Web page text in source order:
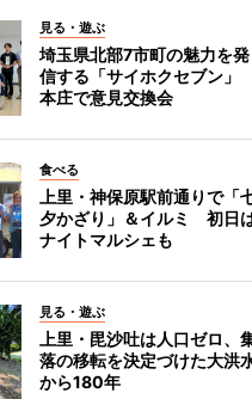
見る・遊ぶ
埼玉県北部7市町の魅力を発
信する「サイホクセブン」
本庄で意見交換会
食べる
上里・神保原駅前通りで「
夕かざり」＆イルミ 初日
ナイトマルシェも
見る・遊ぶ
上里・毘沙吐は人口ゼロ、
落の移転を決定づけた大洪
から180年